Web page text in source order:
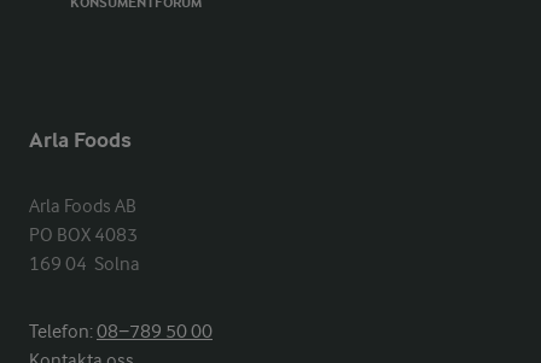
Arla Foods
Arla Foods AB
PO BOX 4083
169 04  Solna
Telefon:08−789 50 00